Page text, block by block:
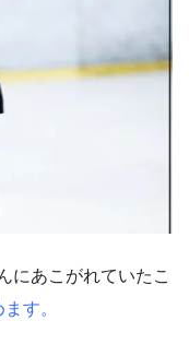
にあこがれていたこ
す。